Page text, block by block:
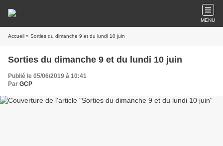
MENU
Accueil » Sorties du dimanche 9 et du lundi 10 juin
Sorties du dimanche 9 et du lundi 10 juin
Publié le 05/06/2019 à 10:41
Par GCP